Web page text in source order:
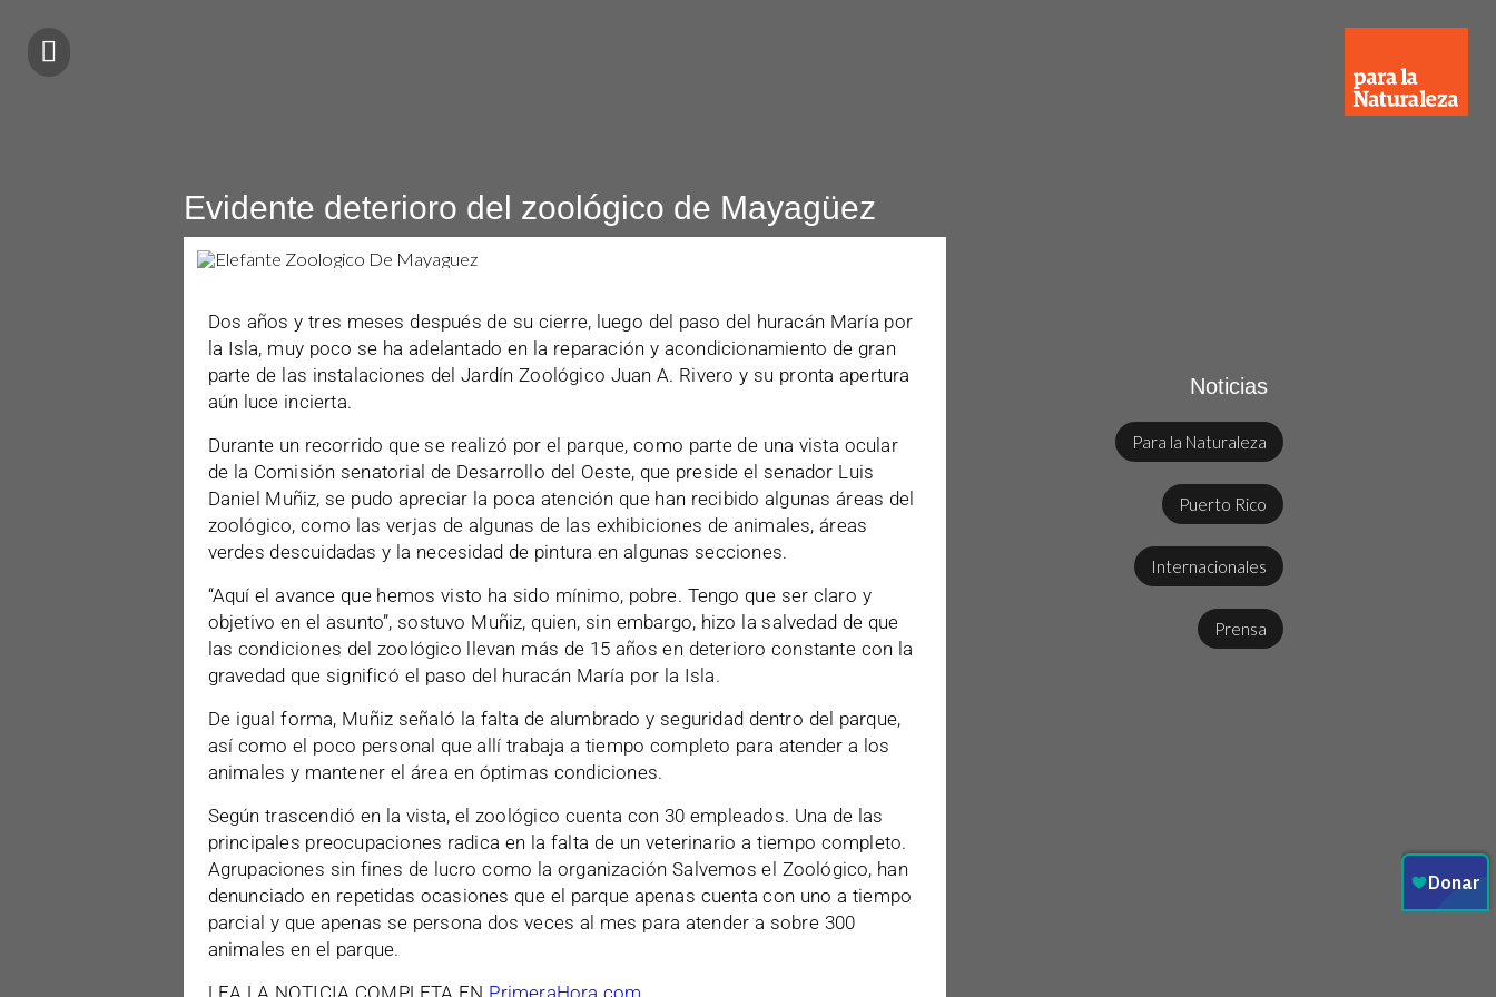
Evidente deterioro del zoológico de Mayagüez
Dos años y tres meses después de su cierre, luego del paso del huracán María por
la Isla, muy poco se ha adelantado en la reparación y acondicionamiento de gran
parte de las instalaciones del Jardín Zoológico Juan A. Rivero y su pronta apertura
aún luce incierta.
Durante un recorrido que se realizó por el parque, como parte de una vista ocular
de la Comisión senatorial de Desarrollo del Oeste, que preside el senador Luis
Daniel Muñiz, se pudo apreciar la poca atención que han recibido algunas áreas del
zoológico, como las verjas de algunas de las exhibiciones de animales, áreas
verdes descuidadas y la necesidad de pintura en algunas secciones.
“Aquí el avance que hemos visto ha sido mínimo, pobre. Tengo que ser claro y
objetivo en el asunto”, sostuvo Muñiz, quien, sin embargo, hizo la salvedad de que
las condiciones del zoológico llevan más de 15 años en deterioro constante con la
gravedad que significó el paso del huracán María por la Isla.
De igual forma, Muñiz señaló la falta de alumbrado y seguridad dentro del parque,
así como el poco personal que allí trabaja a tiempo completo para atender a los
animales y mantener el área en óptimas condiciones.
Según trascendió en la vista, el zoológico cuenta con 30 empleados. Una de las
principales preocupaciones radica en la falta de un veterinario a tiempo completo.
Agrupaciones sin fines de lucro como la organización Salvemos el Zoológico, han
denunciado en repetidas ocasiones que el parque apenas cuenta con uno a tiempo
parcial y que apenas se persona dos veces al mes para atender a sobre 300
animales en el parque.
Noticias
Para la Naturaleza
Puerto Rico
Internacionales
Prensa